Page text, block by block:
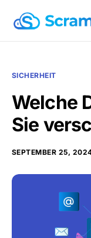
Lösungen
Download
SICHERHEIT
Welche
Sie
SEPTEMBER 25,